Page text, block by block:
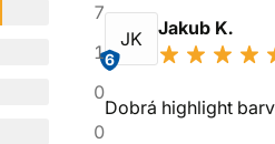
7
1
0
0
JK
6
Jakub K.
Dobrá highlight